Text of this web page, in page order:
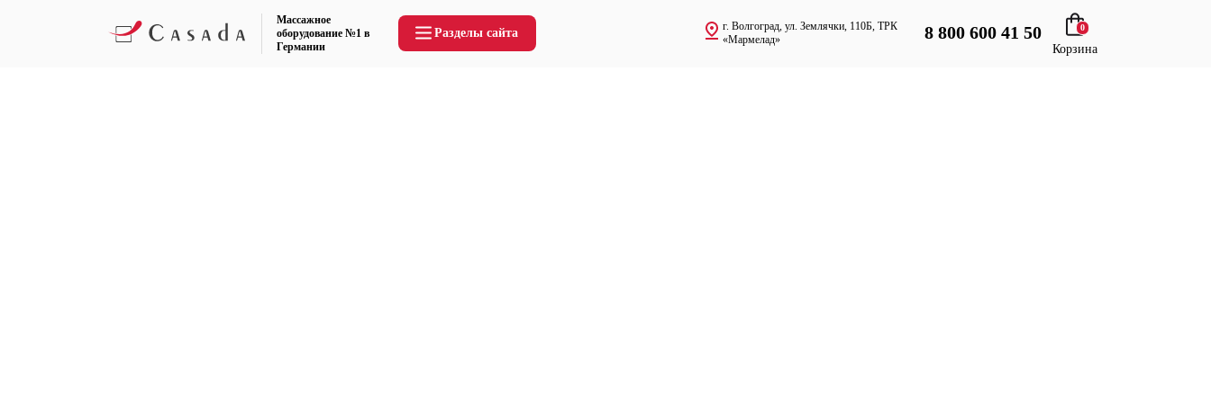
Массажное
оборудование №1 в
Германии
Разделы сайта
г. Волгоград, ул. Землячки, 110Б, ТРК
«Мармелад»
8 800 600 41 50 0
Корзина